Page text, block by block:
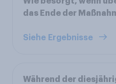
das Ende der
Siehe Ergebnisse
Während der